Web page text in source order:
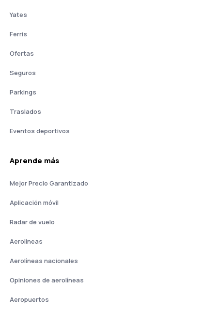
Yates
Ferris
Ofertas
Seguros
Parkings
Traslados
Eventos deportivos
Aprende más
Mejor Precio Garantizado
Aplicación móvil
Radar de vuelo
Aerolíneas
Aerolíneas nacionales
Opiniones de aerolíneas
Aeropuertos